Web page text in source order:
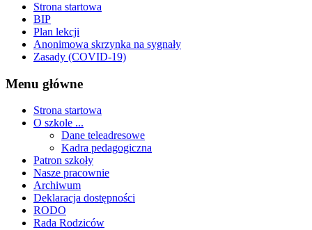
Strona startowa
BIP
Plan lekcji
Anonimowa skrzynka na sygnały
Zasady (COVID-19)
Menu główne
Strona startowa
O szkole ...
Dane teleadresowe
Kadra pedagogiczna
Patron szkoły
Nasze pracownie
Archiwum
Deklaracja dostępności
RODO
Rada Rodziców